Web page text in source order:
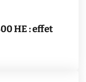
HE : effet